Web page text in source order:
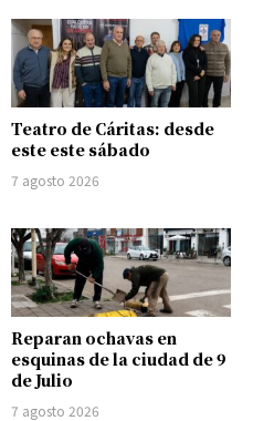
Teatro de Cáritas: desde
este este sábado
7 agosto 2026
Reparan ochavas en
esquinas de la ciudad de 9
de Julio
7 agosto 2026